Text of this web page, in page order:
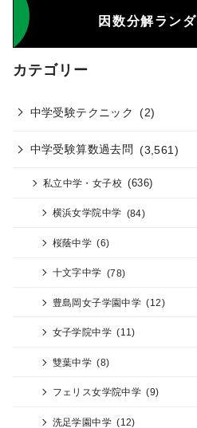
因数分解ラン
カテゴリー
中学受験テクニック (2)
中学受験算数過去問 (3,561)
私立中学・女子校 (636)
横浜女学院中学 (84)
桜蔭中学 (6)
十文字中学 (78)
豊島岡女子学園中学 (12)
女子学院中学 (11)
雙葉中学 (8)
フェリス女学院中学 (9)
洗足学園中学 (12)